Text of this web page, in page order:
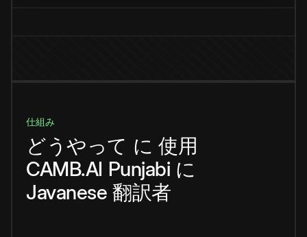
仕組み
どうやって に 使用
CAMB.AI Punjabi に
Javanese 翻訳者